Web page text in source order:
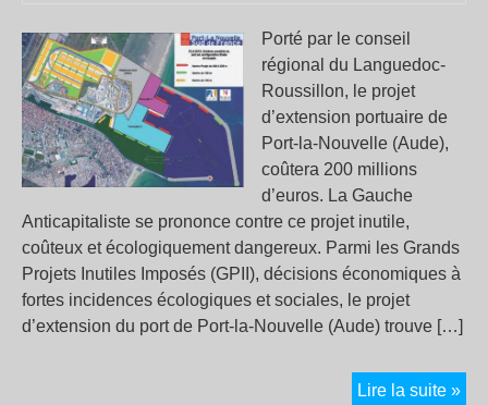
Porté par le conseil
régional du Languedoc-
Roussillon, le projet
d’extension portuaire de
Port-la-Nouvelle (Aude),
coûtera 200 millions
d’euros. La Gauche
Anticapitaliste se prononce contre ce projet inutile,
coûteux et écologiquement dangereux. Parmi les Grands
Projets Inutiles Imposés (GPII), décisions économiques à
fortes incidences écologiques et sociales, le projet
d’extension du port de Port-la-Nouvelle (Aude) trouve […]
Lire la suite »Un